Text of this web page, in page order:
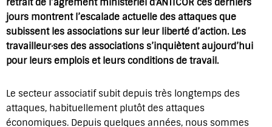
jours montrent l’escalade actuelle des attaques que
subissent les associations sur leur liberté d’action. Les
travailleur·ses des associations s’inquiètent aujourd’hui
pour leurs emplois et leurs conditions de travail.
Le secteur associatif subit depuis très longtemps des
attaques, habituellement plutôt des attaques
économiques. Depuis quelques années, nous sommes